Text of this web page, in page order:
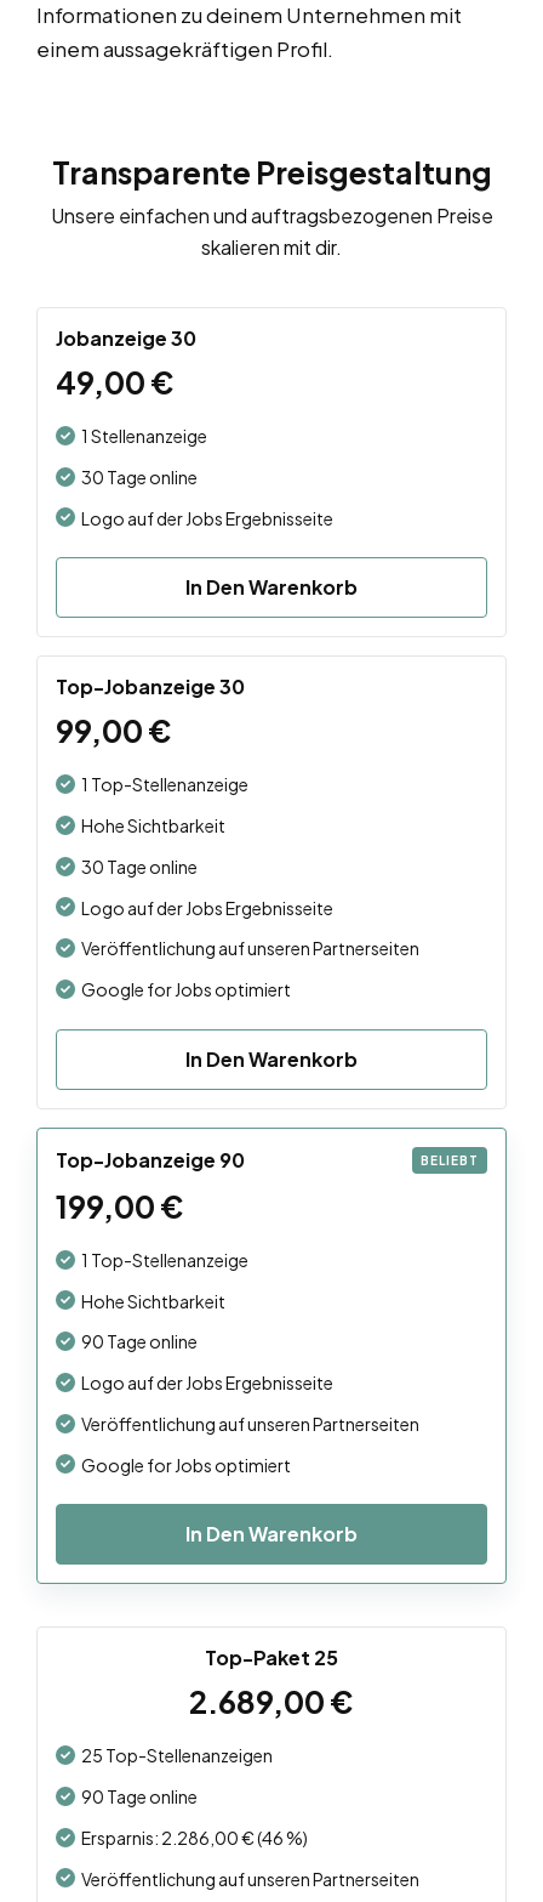
Informationen zu deinem Unternehmen mit
einem aussagekräftigen Profil.
Transparente Preisgestaltung
Unsere einfachen und auftragsbezogenen Preise
skalieren mit dir.
Jobanzeige 30
49,00€
1 Stellenanzeige
30 Tage online
Logo auf der Jobs Ergebnisseite
In Den Warenkorb
Top-Jobanzeige 30
99,00€
1 Top-Stellenanzeige
Hohe Sichtbarkeit
30 Tage online
Logo auf der Jobs Ergebnisseite
Veröffentlichung auf unseren Partnerseiten
Google for Jobs optimiert
In Den Warenkorb
Top-Jobanzeige 90 BELIEBT
199,00€
1 Top-Stellenanzeige
Hohe Sichtbarkeit
90 Tage online
Logo auf der Jobs Ergebnisseite
Veröffentlichung auf unseren Partnerseiten
Google for Jobs optimiert
In Den Warenkorb
Top-Paket 25
2.689,00€
25 Top-Stellenanzeigen
90 Tage online
Ersparnis: 2.286,00 € (46 %)
Veröffentlichung auf unseren Partnerseiten